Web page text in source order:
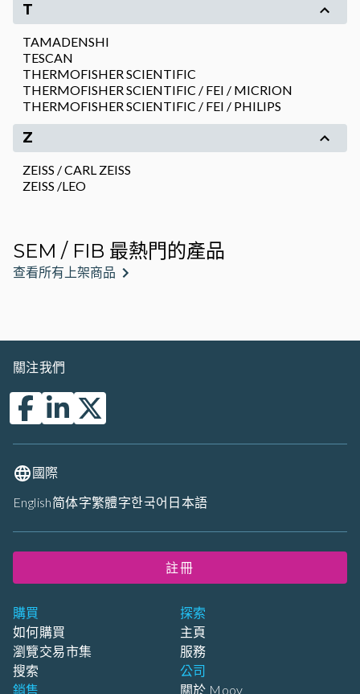
T
TAMADENSHI
TESCAN
THERMOFISHER SCIENTIFIC
THERMOFISHER SCIENTIFIC / FEI / MICRION
THERMOFISHER SCIENTIFIC / FEI / PHILIPS
Z
ZEISS / CARL ZEISS
ZEISS /LEO
SEM / FIB 最熱門的產品
查看所有上架商品
購買
如何購買
瀏覽交易市集
搜索
銷售
探索
主頁
服務
公司
關於 Moov
關注我們
國際
English简体字繁體字한국어 日本語
註冊